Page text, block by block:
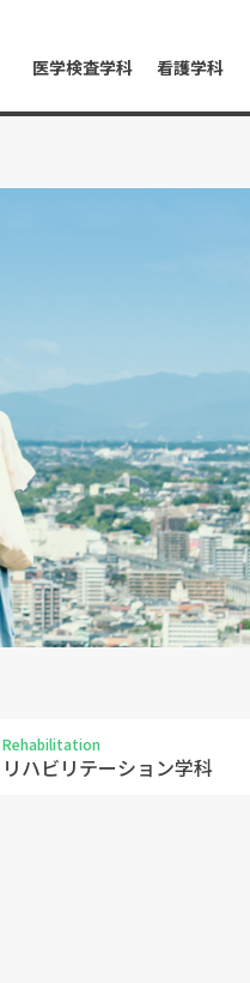
医学検査学科 看護学科
Rehabilitation
リハビリテーション学科